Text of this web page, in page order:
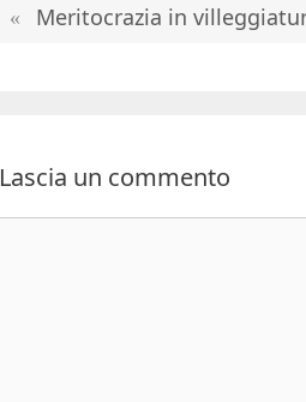
Meritocrazia in
Lascia un commento